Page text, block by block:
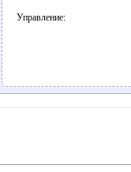
Управление: